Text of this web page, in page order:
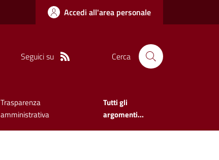
Accedi all'area personale
Seguici su Cerca
Trasparenza
amministrativa
Tutti gli
argomenti...